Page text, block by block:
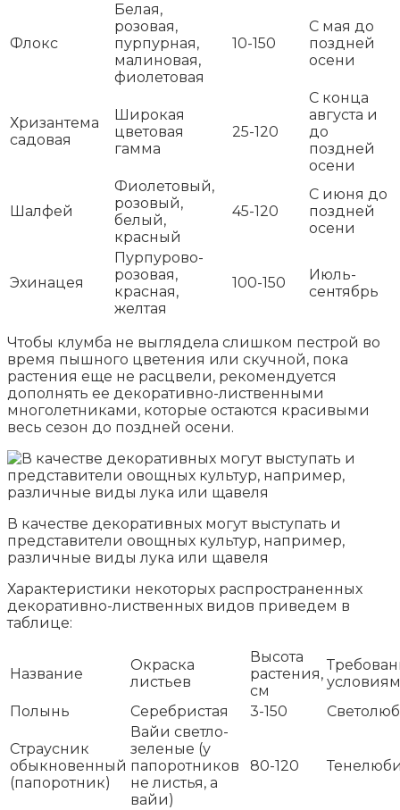
Флокс
Белая,
розовая,
пурпурная,
малиновая,
фиолетовая
10-150
С мая до
поздней
осени
Хризантема
садовая
Широкая
цветовая
гамма
25-120
С конца
августа и
до
поздней
осени
Шалфей
Фиолетовый,
розовый,
белый,
красный
45-120
С июня до
поздней
осени
Эхинацея
Пурпурово-
розовая,
красная,
желтая
100-150
Июль-
сентябрь
Чтобы клумба не выглядела слишком пестрой во
время пышного цветения или скучной, пока
растения еще не расцвели, рекомендуется
дополнять ее декоративно-лиственными
многолетниками, которые остаются красивыми
весь сезон до поздней осени.
В качестве декоративных могут выступать и
представители овощных культур, например,
различные виды лука или щавеля
Характеристики некоторых распространенных
декоративно-лиственных видов приведем в
таблице:
Название
Окраска
листьев
Высота
растения,
см
условиям
Полынь
Серебристая 3-150
Страусник
обыкновенный
(папоротник)
Вайи светло-
зеленые (у
папоротников
не листья, а
вайи)
80-120